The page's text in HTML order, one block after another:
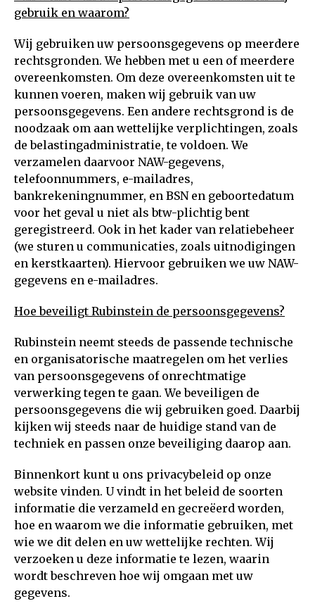
gebruik en waarom?
Wij gebruiken uw persoonsgegevens op meerdere
rechtsgronden. We hebben met u een of meerdere
overeenkomsten. Om deze overeenkomsten uit te
kunnen voeren, maken wij gebruik van uw
persoonsgegevens. Een andere rechtsgrond is de
noodzaak om aan wettelijke verplichtingen, zoals
de belastingadministratie, te voldoen. We
verzamelen daarvoor NAW-gegevens,
telefoonnummers, e-mailadres,
bankrekeningnummer, en BSN en geboortedatum
voor het geval u niet als btw-plichtig bent
geregistreerd. Ook in het kader van relatiebeheer
(we sturen u communicaties, zoals uitnodigingen
en kerstkaarten). Hiervoor gebruiken we uw NAW-
gegevens en e-mailadres.
Hoe beveiligt Rubinstein de persoonsgegevens?
Rubinstein neemt steeds de passende technische
en organisatorische maatregelen om het verlies
van persoonsgegevens of onrechtmatige
verwerking tegen te gaan. We beveiligen de
persoonsgegevens die wij gebruiken goed. Daarbij
kijken wij steeds naar de huidige stand van de
techniek en passen onze beveiliging daarop aan.
Binnenkort kunt u ons privacybeleid op onze
website vinden. U vindt in het beleid de soorten
informatie die verzameld en gecreëerd worden,
hoe en waarom we die informatie gebruiken, met
wie we dit delen en uw wettelijke rechten. Wij
verzoeken u deze informatie te lezen, waarin
wordt beschreven hoe wij omgaan met uw
gegevens.